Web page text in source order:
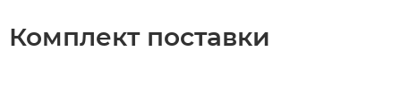
Комплект поставки